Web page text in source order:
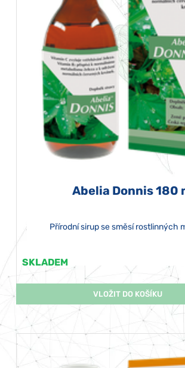
Abelia Donnis 180
Přírodní sirup se směsí rostlinných
SKLADEM
VLOŽIT DO KOŠÍKU